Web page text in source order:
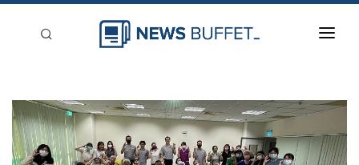
新聞稿分類
登入